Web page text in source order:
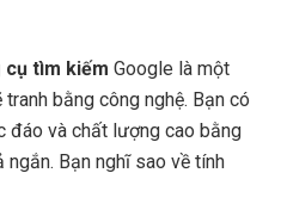
cụ tìm kiếm Google là một
bằng công nghệ. Bạn có
đáo và chất lượng cao bằng
Bạn nghĩ sao về tính